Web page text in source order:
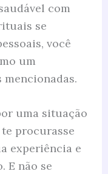
com
se
você
um
uma situação
te procurasse
experiência e
E não se